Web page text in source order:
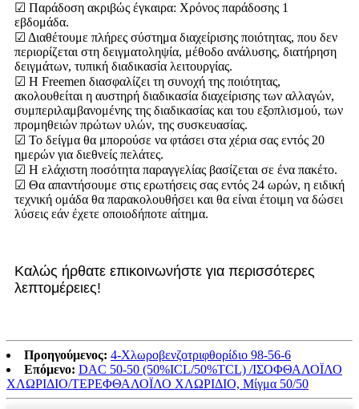
☑ Παράδοση ακριβώς έγκαιρα: Χρόνος παράδοσης 1
εβδομάδα.
☑ Διαθέτουμε πλήρες σύστημα διαχείρισης ποιότητας, που δεν
περιορίζεται στη δειγματοληψία, μέθοδο ανάλυσης, διατήρηση
δειγμάτων, τυπική διαδικασία λειτουργίας.
☑ Η Freemen διασφαλίζει τη συνοχή της ποιότητας,
ακολουθείται η αυστηρή διαδικασία διαχείρισης των αλλαγών,
συμπεριλαμβανομένης της διαδικασίας και του εξοπλισμού, των
προμηθειών πρώτων υλών, της συσκευασίας.
☑ Το δείγμα θα μπορούσε να φτάσει στα χέρια σας εντός 20
ημερών για διεθνείς πελάτες.
☑ Η ελάχιστη ποσότητα παραγγελίας βασίζεται σε ένα πακέτο.
☑ Θα απαντήσουμε στις ερωτήσεις σας εντός 24 ωρών, η ειδική
τεχνική ομάδα θα παρακολουθήσει και θα είναι έτοιμη να δώσει
λύσεις εάν έχετε οποιοδήποτε αίτημα.
Καλώς ήρθατε επικοινωνήστε για περισσότερες
λεπτομέρειες!
Προηγούμενος: 4-Χλωροβενζοτριφθορίδιο 98-56-6
Επόμενο: DAC 50-50 (50%ICL/50%TCL) /ΙΣΟΦΘΑΛΟΪΛΟ
ΧΛΩΡΙΔΙΟ/ΤΕΡΕΦΘΑΛΟΪΛΟ ΧΛΩΡΙΔΙΟ, Μίγμα 50/50